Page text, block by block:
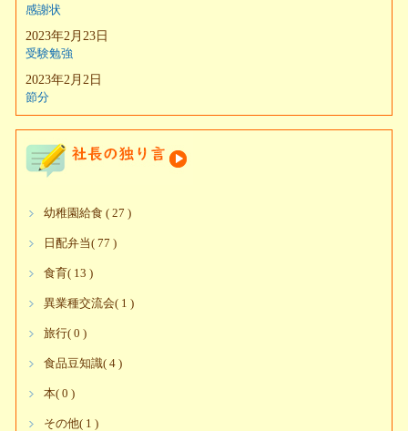
感謝状
2023年2月23日
受験勉強
2023年2月2日
節分
幼稚園給食 ( 27 )
日配弁当( 77 )
食育( 13 )
異業種交流会( 1 )
旅行( 0 )
食品豆知識( 4 )
本( 0 )
その他( 1 )